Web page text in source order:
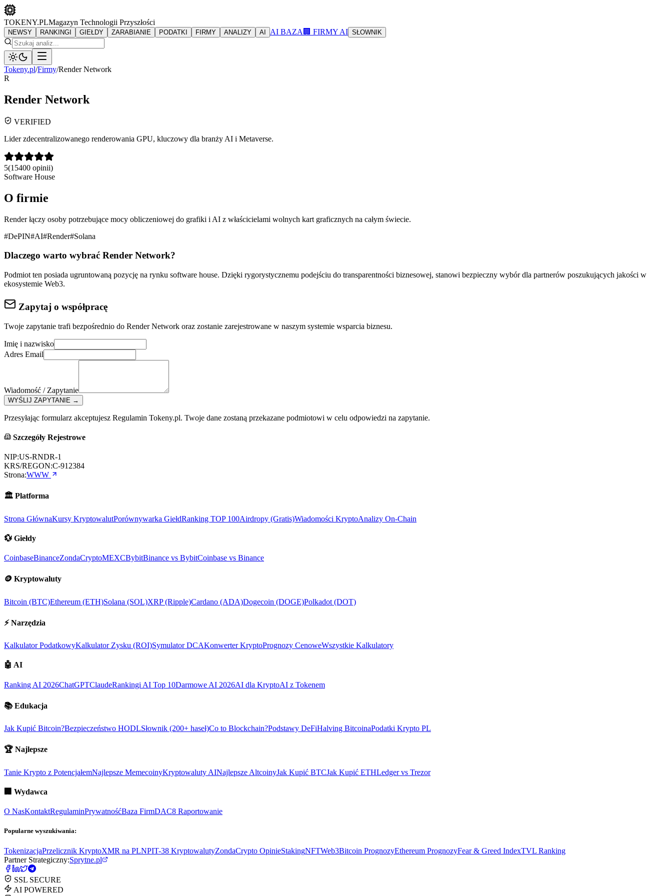
TOKENY.PLMagazyn Technologii Przyszłości
NEWSY RANKINGI GIEŁDY ZARABIANIE PODATKI FIRMY ANALIZY AI AI BAZA 🏢 FIRMY AI SŁOWNIK
Tokeny.pl/Firmy/Render Network
R
Render Network
VERIFIED
Lider zdecentralizowanego renderowania GPU, kluczowy dla branży AI i Metaverse.
5(15400 opinii)
Software House
O firmie
Render łączy osoby potrzebujące mocy obliczeniowej do grafiki i AI z właścicielami wolnych kart graficznych na całym świecie.
#DePIN#AI#Render#Solana
Dlaczego warto wybrać Render Network?
Podmiot ten posiada ugruntowaną pozycję na rynku software house. Dzięki rygorystycznemu podejściu do transparentności biznesowej, stanowi bezpieczny wybór dla partnerów poszukujących jakości w
ekosystemie Web3.
Zapytaj o współpracę
Twoje zapytanie trafi bezpośrednio do Render Network oraz zostanie zarejestrowane w naszym systemie wsparcia biznesu.
Imię i nazwisko
Adres Email
Wiadomość / Zapytanie
WYŚLIJ ZAPYTANIE →
Przesyłając formularz akceptujesz Regulamin Tokeny.pl. Twoje dane zostaną przekazane podmiotowi w celu odpowiedzi na zapytanie.
Szczegóły Rejestrowe
NIP:US-RNDR-1
KRS/REGON:C-912384
Strona:WWW
🏛️ Platforma
Strona GłównaKursy KryptowalutPorównywarka GiełdRanking TOP 100Airdropy (Gratis)Wiadomości KryptoAnalizy On-Chain
💱 Giełdy
CoinbaseBinanceZondaCryptoMEXCBybitBinance vs BybitCoinbase vs Binance
🪙 Kryptowaluty
Bitcoin (BTC)Ethereum (ETH)Solana (SOL)XRP (Ripple)Cardano (ADA)Dogecoin (DOGE)Polkadot (DOT)
⚡ Narzędzia
Kalkulator PodatkowyKalkulator Zysku (ROI)Symulator DCAKonwerter KryptoPrognozy CenoweWszystkie Kalkulatory
🤖 AI
Ranking AI 2026ChatGPTClaudeRankingi AI Top 10Darmowe AI 2026AI dla KryptoAI z Tokenem
📚 Edukacja
Jak Kupić Bitcoin?Bezpieczeństwo HODLSłownik (200+ haseł)Co to Blockchain?Podstawy DeFiHalving BitcoinaPodatki Krypto PL
🏆 Najlepsze
Tanie Krypto z PotencjałemNajlepsze MemecoinyKryptowaluty AINajlepsze AltcoinyJak Kupić BTCJak Kupić ETHLedger vs Trezor
🏢 Wydawca
O NasKontaktRegulaminPrywatnośćBaza FirmDAC8 Raportowanie
Popularne wyszukiwania:
TokenizacjaPrzelicznik KryptoXMR na PLNPIT-38 KryptowalutyZondaCrypto OpinieStakingNFTWeb3Bitcoin PrognozyEthereum PrognozyFear & Greed IndexTVL Ranking
Partner Strategiczny:Sprytne.pl
SSL SECURE
AI POWERED